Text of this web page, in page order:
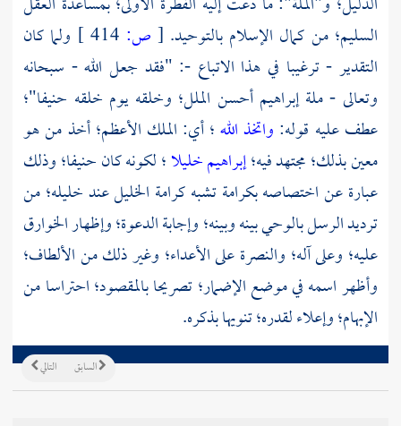
السليم؛ من كمال الإسلام بالتوحيد. [ ص:
ولما كان
التقدير - ترغيبا في هذا الاتباع -: "فقد جعل الله - سبحانه
وتعالى - ملةإبراهيمأحسن الملل؛ وخلقه يوم خلقه حنيفا"؛
عطف عليه قوله: واتخذ الله؛ أي: الملك الأعظم؛ أخذ من هو
معين بذلك؛ مجتهد فيه؛إبراهيم خليلا؛ لكونه كان حنيفا؛ وذلك
عبارة عن اختصاصه بكرامة تشبه كرامة الخليل عند خليله؛ من
ترديد الرسل بالوحي بينه وبينه؛ وإجابة الدعوة؛ وإظهار الخوارق
عليه؛ وعلى آله؛ والنصرة على الأعداء؛ وغير ذلك من الألطاف؛
وأظهر اسمه في موضع الإضمار؛ تصريحا بالمقصود؛ احتراسا من
الإبهام؛ وإعلاء لقدره؛ تنويها بذكره.
التالي السابق